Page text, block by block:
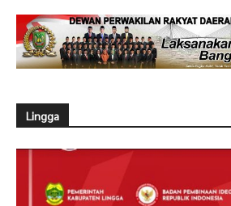
Lingga